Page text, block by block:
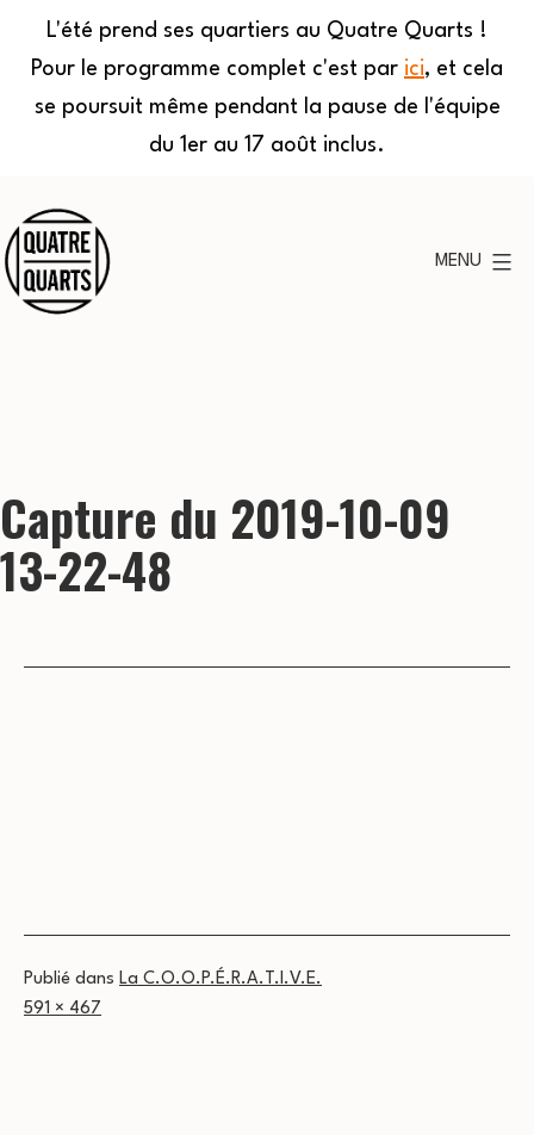
L'été prend ses quartiers au Quatre Quarts !
Pour le programme complet c'est par ici, et cela
se poursuit même pendant la pause de l'équipe
du 1er au 17 août inclus.
au
contenu
MENU
Capture du 2019-10-09
13-22-48
Publié dans La C.O.O.P.É.R.A.T.I.V.E.
Taille
591 × 467